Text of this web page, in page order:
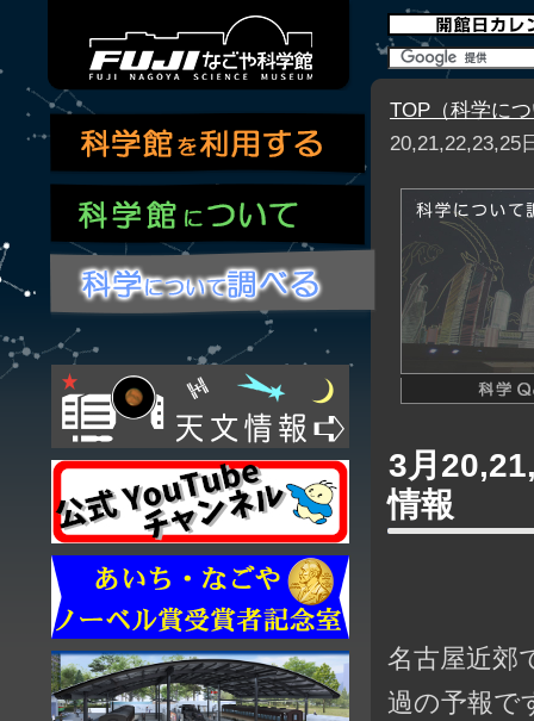
TOP（科学に
20,21,22,23,25
3月
情報
名古屋近郊
過の予報で